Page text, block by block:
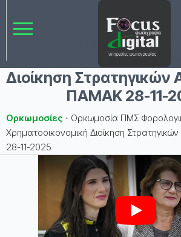
Ορκωμοσία ΠΜΣ
Λογιστική και
Διοίκηση
ΠΑΜΑΚ 28-11-
Ορκωμοσίες ⋅ Ορκωμοσία ΠΜΣ
Χρηματοοικονομική Διοίκηση
28-11-2025
Play